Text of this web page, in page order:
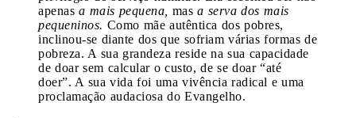
apenas a mais pequena, mas a serva dos mais
pequeninos. Como mãe autêntica dos pobres,
inclinou-se diante dos que sofriam várias formas de
pobreza. A sua grandeza reside na sua capacidade
de doar sem calcular o custo, de se doar “até
doer”. A sua vida foi uma vivência radical e uma
proclamação audaciosa do Evangelho.